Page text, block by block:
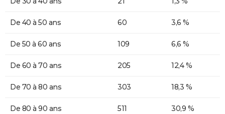
De 40 à 50 ans 60 3,6 %
De 50 à 60 ans 109 6,6 %
De 60 à 70 ans 205 12,4 %
De 70 à 80 ans 303 18,3 %
De 80 à 90 ans 511 30,9 %